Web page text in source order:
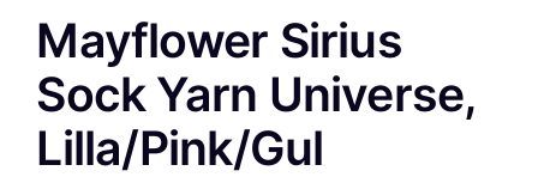
Mayflower Sirius
Sock Yarn Universe,
Lilla/Pink/Gul